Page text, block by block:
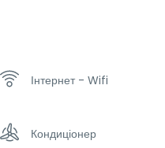
Інтернет - Wifi
Кондиціонер